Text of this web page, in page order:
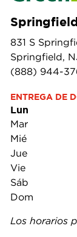
831 S
Springfield,
(888) 944-
ENTREGA DE
Lun
Mar
Mié
Jue
Vie
Sáb
Dom
Los horarios